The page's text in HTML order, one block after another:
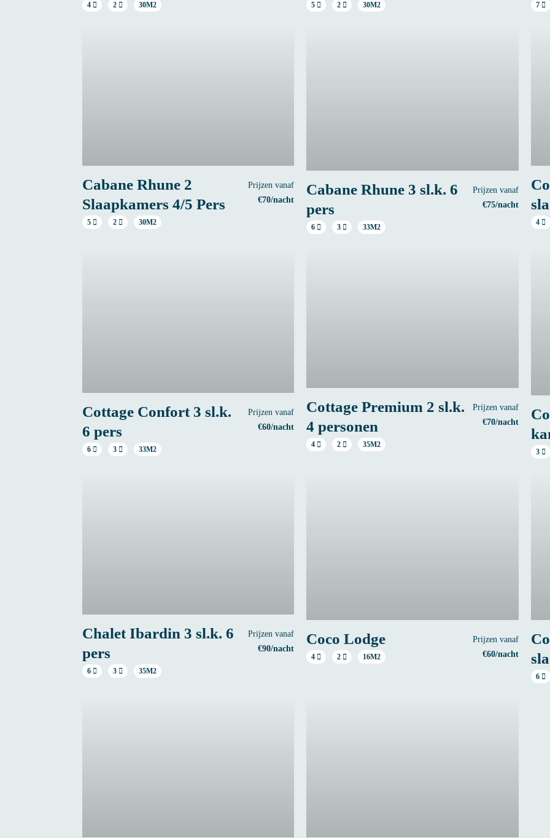
4 2 30M2 5 2 30M2 7
Cabane Rhune 2
Slaapkamers 4/5 Pers
Prijzen vanaf
€70/nacht
5 2 30M2
Cabane Rhune 3 sl.k. 6
pers
Prijzen vanaf
€75/nacht
6 3 33M2
4
Cottage Confort 3 sl.k.
6 pers
Prijzen vanaf
€60/nacht
6 3 33M2
Cottage Premium 2 sl.k.
4 personen
Prijzen vanaf
€70/nacht
4 2 35M2
3
Chalet Ibardin 3 sl.k. 6
pers
Prijzen vanaf
€90/nacht
6 3 35M2
Coco Lodge
Prijzen vanaf
€60/nacht
4 2 16M2
6